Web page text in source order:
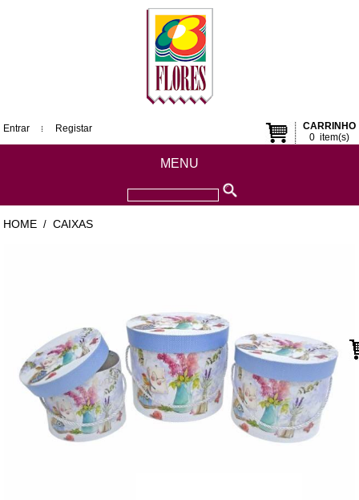
CARRINHO
0item(s)
Entrar Registar
MENU
HOME / CAIXAS